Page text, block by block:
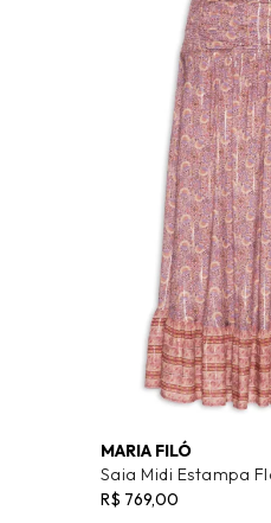
MARIA FILÓ
Saia Midi Estampa
R$ 769,00